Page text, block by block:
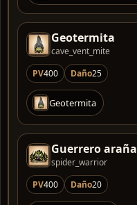
Geotermita
cave_vent_mite
PV400 Daño25
Geotermita
Guerrero araña
spider_warrior
PV400 Daño20